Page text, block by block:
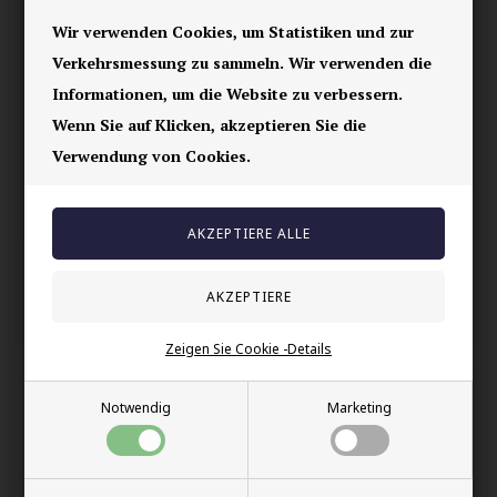
Wir verwenden Cookies, um Statistiken und zur
Verkehrsmessung zu sammeln. Wir verwenden die
Informationen, um die Website zu verbessern.
Wenn Sie auf Klicken, akzeptieren Sie die
Verwendung von Cookies.
Notwendig Marketing
Zeigen Sie Cookie -Details
Ihre Sicherheit
Vorrätig
E-mark webshop
100% nikkelfrei schmuck
Andere auch gekauft